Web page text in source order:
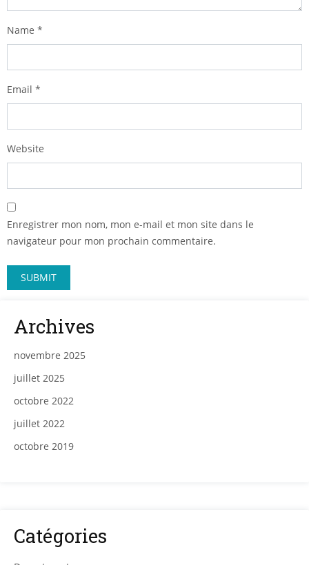
Name *
Email *
Website
Enregistrer mon nom, mon e-mail et mon site dans le
navigateur pour mon prochain commentaire.
Archives
novembre 2025
juillet 2025
octobre 2022
juillet 2022
octobre 2019
Catégories